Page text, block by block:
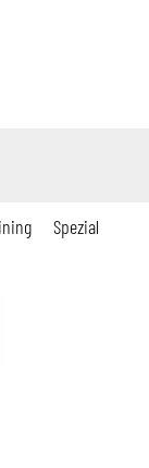
Spezial